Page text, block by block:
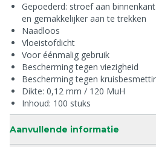
Gepoederd: stroef aan
en gemakkelijker aan te trekken
Naadloos
Vloeistofdicht
Voor éénmalig gebruik
Bescherming tegen viezigheid
Bescherming tegen
Dikte: 0,12 mm / 120 MuH
Inhoud: 100 stuks
Aanvullende informatie